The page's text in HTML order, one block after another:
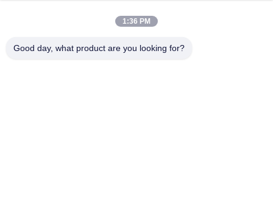
1:36 PM
Good day, what product are you looking for?